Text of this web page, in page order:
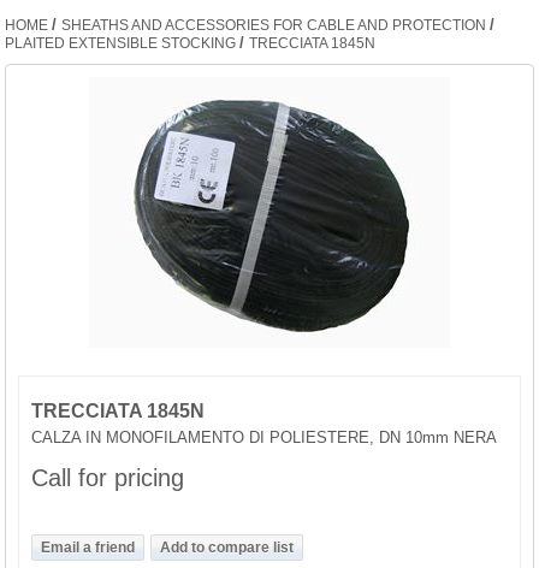
HOME / SHEATHS AND ACCESSORIES FOR CABLE AND PROTECTION /
PLAITED EXTENSIBLE STOCKING / TRECCIATA 1845N
TRECCIATA 1845N
CALZA IN MONOFILAMENTO DI POLIESTERE, DN 10mm NERA
Call for pricing